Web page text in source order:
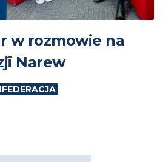
w rozmowie na
Narew